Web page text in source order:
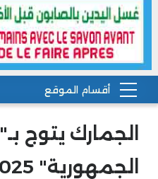
الجمارك يتوج
الجمهورية" 2025